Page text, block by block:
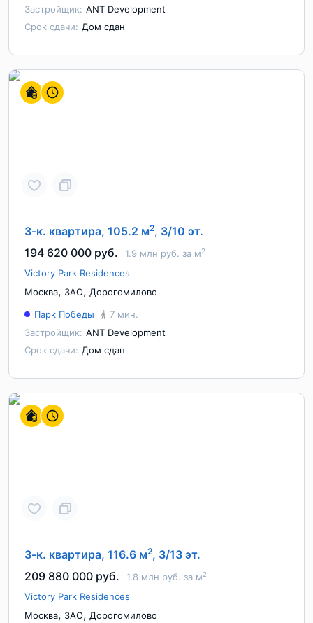
Застройщик: ANT Development
Срок сдачи: Дом сдан
3-к. квартира, 105.2 м2, 3/10 эт.
194 620 000 руб.
1.9 млн руб. за м2
Victory Park Residences
Москва, ЗАО, Дорогомилово
Парк Победы
7 мин.
Застройщик: ANT Development
Срок сдачи: Дом сдан
3-к. квартира, 116.6 м2, 3/13 эт.
209 880 000 руб.
1.8 млн руб. за м2
Victory Park Residences
Москва, ЗАО, Дорогомилово